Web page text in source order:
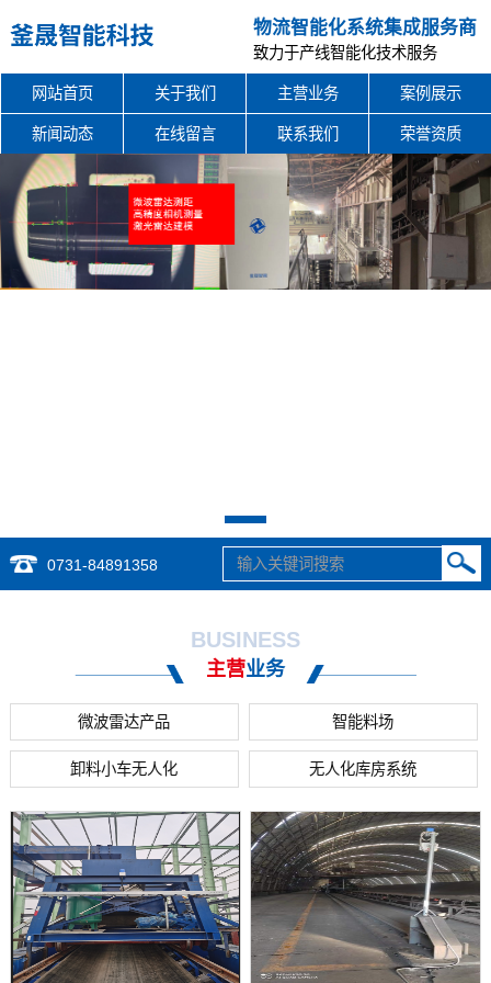
物流智能化系统集成服务商
致力于产线智能化技术服务
网站首页 关于我们 主营业务 案例展示
新闻动态 在线留言 联系我们 荣誉资质
0731-84891358
BUSINESS
主营业务
微波雷达产品 智能料场
卸料小车无人化 无人化库房系统